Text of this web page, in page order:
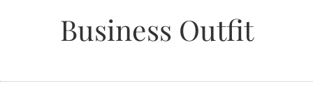
Business Outfit